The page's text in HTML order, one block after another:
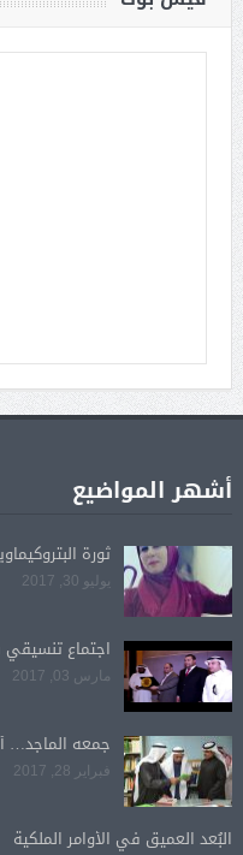
أشهر المواضيع
ثورة
يوليو 30, 2017
اجتماع تنسيقي
مارس 03, 2017
جمعه الماجد…
فبراير 28, 2017
البُعد العميق في الأوامر الملكية